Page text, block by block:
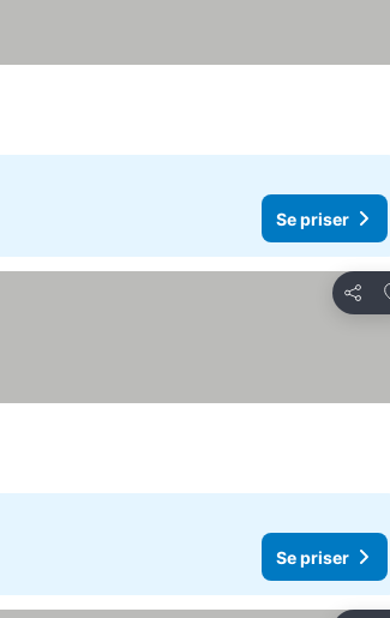
Se priser
Dela
Se priser